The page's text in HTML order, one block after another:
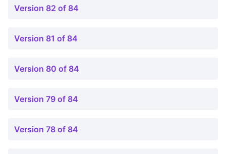
Version 82 of 84
Version 81 of 84
Version 80 of 84
Version 79 of 84
Version 78 of 84